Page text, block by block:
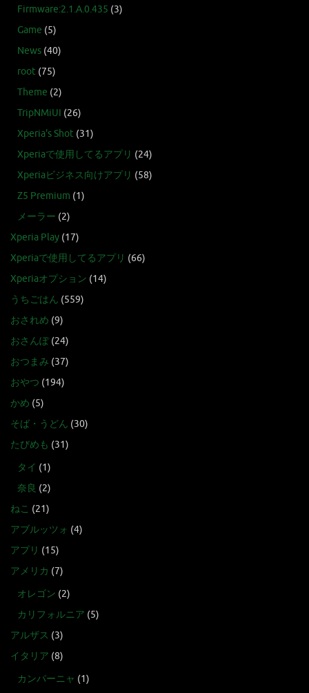
Firmware:2.1.A.0.435 (3)
Game (5)
News (40)
root (75)
Theme (2)
TripNMiUI (26)
Xperia's Shot (31)
Xperiaで使用してるアプリ (24)
Xperiaビジネス向けアプリ (58)
Z5 Premium (1)
メーラー (2)
Xperia Play (17)
Xperiaで使用してるアプリ (66)
Xperiaオプション (14)
うちごはん (559)
おされめ (9)
おさんぽ(24)
おつまみ (37)
おやつ (194)
かめ (5)
そば・うどん (30)
たびめも (31)
タイ (1)
奈良 (2)
ねこ (21)
アブルッツォ (4)
アプリ (15)
アメリカ (7)
オレゴン (2)
カリフォルニア (5)
アルザス (3)
イタリア (8)
カンパーニャ (1)